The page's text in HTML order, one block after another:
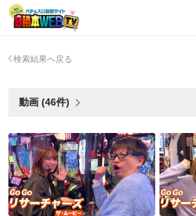
検索結果へ戻る
動画 (46件)
GOGO リサーチャーズ ザ・ムービー#46